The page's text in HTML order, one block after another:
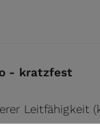
- kratzfest
Leitfähigkeit
und